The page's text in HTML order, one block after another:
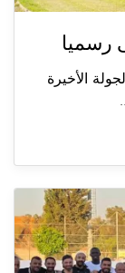
رسميا
زغرتا 1-0، في الجولة الأخيرة